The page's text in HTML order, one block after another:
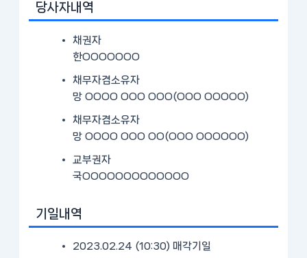
당사자내역
채권자
한OOOOOOO
채무자겸소유자
망 OOOO OOO OOO(OOO OOOOO)
채무자겸소유자
망 OOOO OOO OO(OOO OOOOOO)
교부권자
국OOOOOOOOOOOOO
기일내역
2023.02.24 (10:30) 매각기일